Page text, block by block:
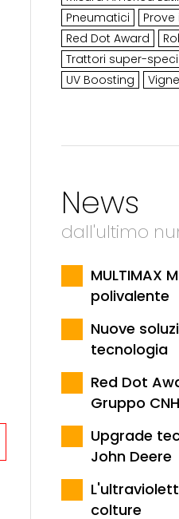
Pneumatici
Red Dot Award
Trattori super-
UV Boosting
News
dall'ultimo
MULTIMAX
polivalente
Nuove
tecnologia
Red Dot
Gruppo CNH
Upgrade
John Deere
colture